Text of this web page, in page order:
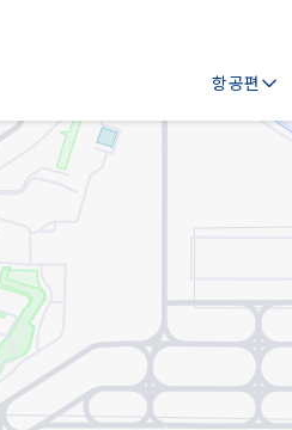
항공편